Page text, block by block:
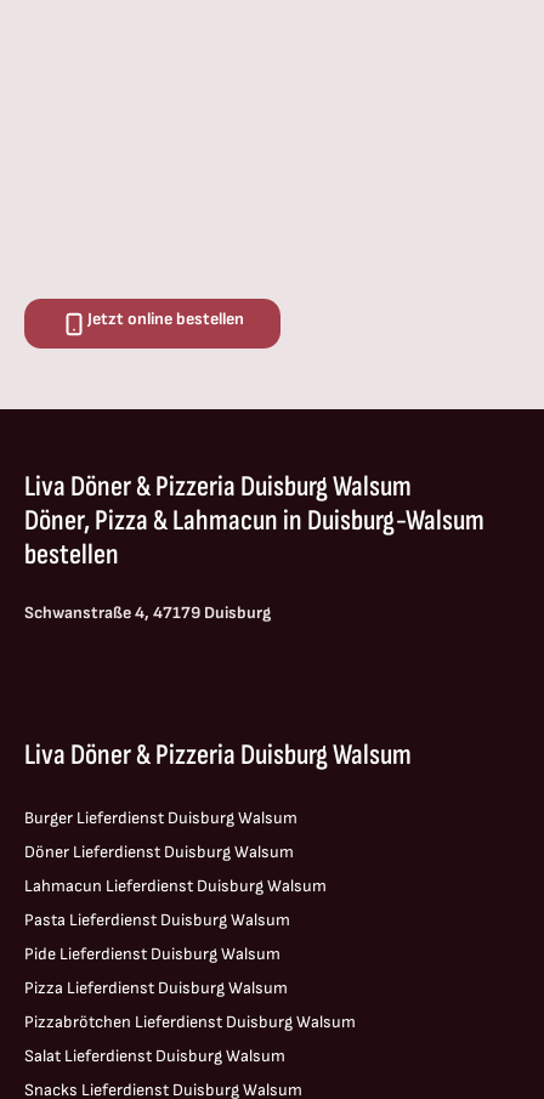
Jetzt online bestellen
Liva Döner & Pizzeria Duisburg Walsum
Döner, Pizza & Lahmacun in Duisburg-Walsum
bestellen
Schwanstraße 4, 47179 Duisburg
Liva Döner & Pizzeria Duisburg Walsum
Burger Lieferdienst Duisburg Walsum
Döner Lieferdienst Duisburg Walsum
Lahmacun Lieferdienst Duisburg Walsum
Pasta Lieferdienst Duisburg Walsum
Pide Lieferdienst Duisburg Walsum
Pizza Lieferdienst Duisburg Walsum
Pizzabrötchen Lieferdienst Duisburg Walsum
Salat Lieferdienst Duisburg Walsum
Snacks Lieferdienst Duisburg Walsum